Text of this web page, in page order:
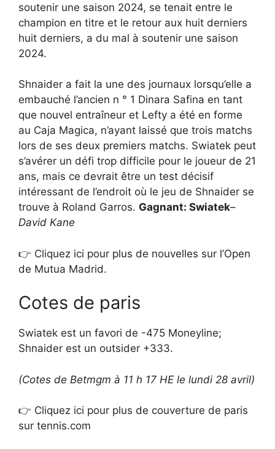
soutenir une saison 2024, se tenait entre le
champion en titre et le retour aux huit derniers
huit derniers, a du mal à soutenir une saison
2024.
Shnaider a fait la une des journaux lorsqu’elle a
embauché l’ancien n ° 1 Dinara Safina en tant
que nouvel entraîneur et Lefty a été en forme
au Caja Magica, n’ayant laissé que trois matchs
lors de ses deux premiers matchs. Swiatek peut
s’avérer un défi trop difficile pour le joueur de 21
ans, mais ce devrait être un test décisif
intéressant de l’endroit où le jeu de Shnaider se
trouve à Roland Garros. Gagnant: Swiatek–
David Kane
👉 Cliquez ici pour plus de nouvelles sur l’Open
de Mutua Madrid.
Cotes de paris
Swiatek est un favori de -475 Moneyline;
Shnaider est un outsider +333.
(Cotes de Betmgm à 11 h 17 HE le lundi 28 avril)
👉 Cliquez ici pour plus de couverture de paris
sur tennis.com